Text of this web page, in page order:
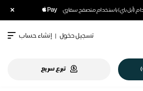
(أبل باي) باستخدام متصفح سفاري ×
تسجيل دخول | إنشاء حساب
) تبرع سريع